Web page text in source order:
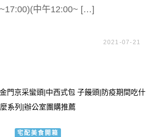
中午12:00~ […]
2021-07-21
宅配美食開箱